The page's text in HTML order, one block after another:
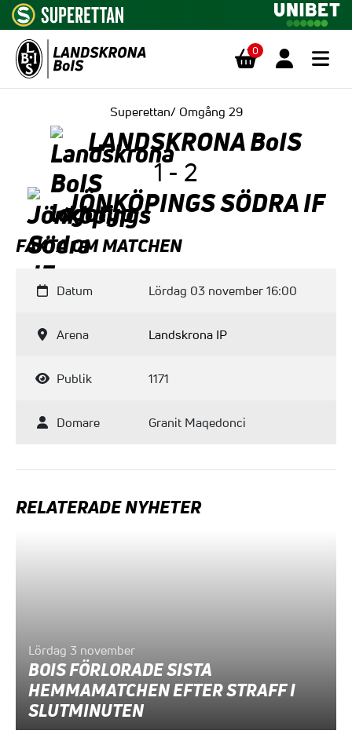
0
Superettan/ Omgång 29
LANDSKRONA BoIS
1 - 2
JÖNKÖPINGS SÖDRA IF
FAKTA OM MATCHEN
Datum Lördag 03 november 16:00
Arena Landskrona IP
Publik 1171
Domare Granit Maqedonci
RELATERADE NYHETER
Lördag 3 november
BOIS FÖRLORADE SISTA
HEMMAMATCHEN EFTER STRAFF I
SLUTMINUTEN